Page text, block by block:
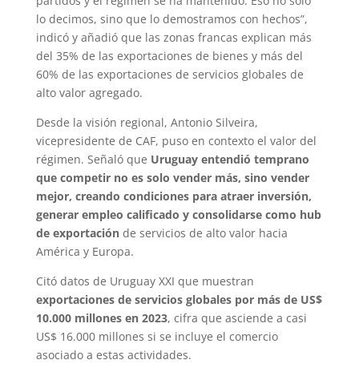
lo decimos, sino que lo demostramos con hechos”,
indicó y añadió que las zonas francas explican más
del 35% de las exportaciones de bienes y más del
60% de las exportaciones de servicios globales de
alto valor agregado.
Desde la visión regional, Antonio Silveira,
vicepresidente de CAF, puso en contexto el valor del
régimen. Señaló que Uruguay entendió temprano
que competir no es solo vender más, sino vender
mejor, creando condiciones para atraer inversión,
generar empleo calificado y consolidarse como hub
de exportaciónde servicios de alto valor hacia
América y Europa.
Citó datos de Uruguay XXI que muestran
exportaciones de servicios globales por más de US$
10.000 millones en 2023, cifra que asciende a casi
US$ 16.000 millones si se incluye el comercio
asociado a estas actividades.